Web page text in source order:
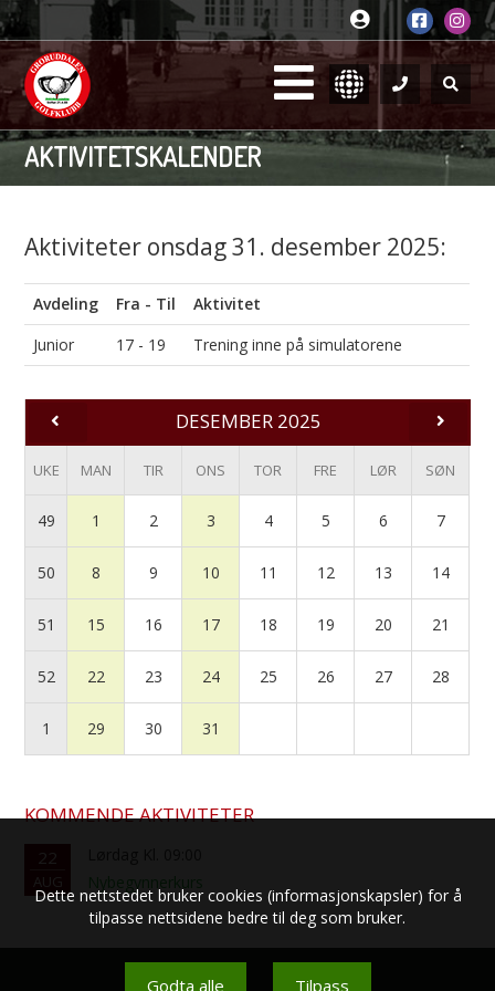
AKTIVITETSKALENDER
Aktiviteter onsdag 31. desember 2025:
Avdeling Fra - Til
Aktivitet
Junior
17 - 19 Trening inne på simulatorene
DESEMBER 2025
UKE MAN TIR ONS TOR FRE LØR SØN
49 1 2 3 4 5 6 7
50 8 9 10 11 12 13 14
51 15 16 17 18 19 20 21
52 22 23 24 25 26 27 28
1 29 30 31
KOMMENDE AKTIVITETER
22
AUG
Dette nettstedet bruker cookies (informasjonskapsler) for å
tilpasse nettsidene bedre til deg som bruker.
Godta alle Tilpass